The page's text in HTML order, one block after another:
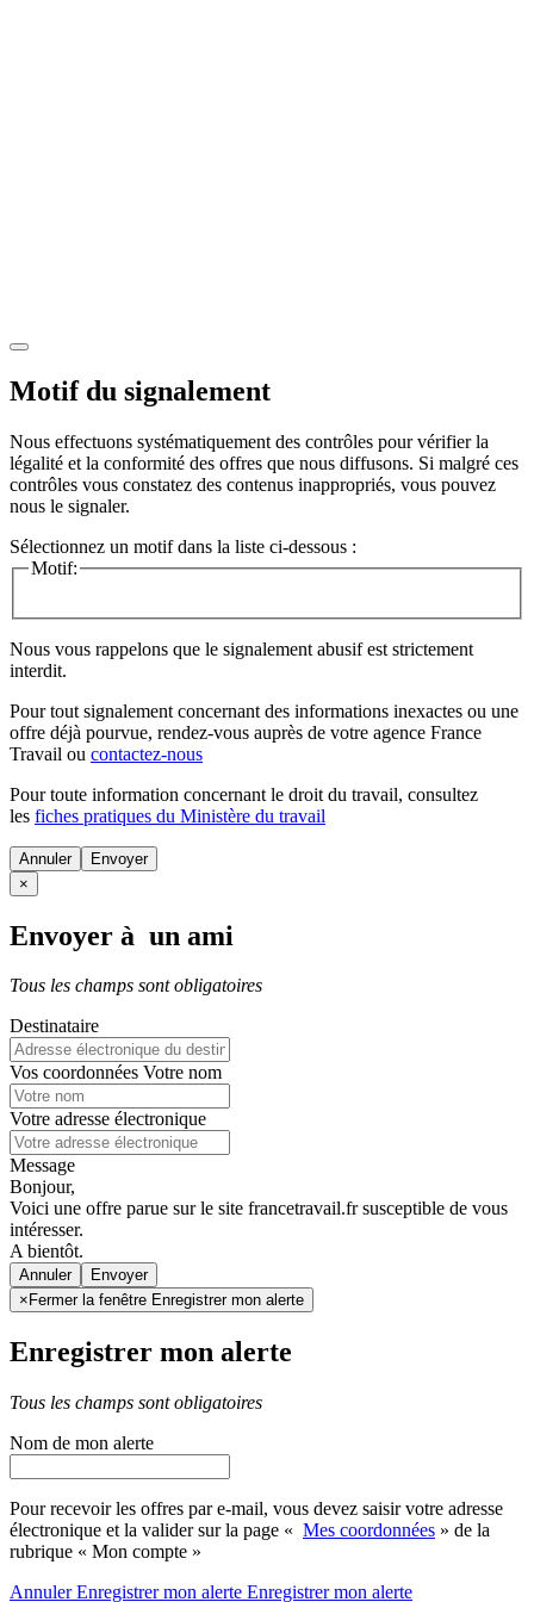
Motif du signalement
Nous effectuons systématiquement des contrôles pour vérifier la
légalité et la conformité des offres que nous diffusons. Si malgré ces
contrôles vous constatez des contenus inappropriés, vous pouvez
nous le signaler.
Sélectionnez un motif dans la liste ci-dessous :
Motif:
Nous vous rappelons que le signalement abusif est strictement
interdit.
Pour tout signalement concernant des informations inexactes ou une
offre déjà pourvue, rendez-vous auprès de votre agence France
Travail ou contactez-nous
Pour toute information concernant le droit du travail, consultez
les fiches pratiques du Ministère du travail
Annuler
×
Envoyer à un ami
Tous les champs sont obligatoires
Destinataire
Vos coordonnées Votre nom
Votre adresse électronique
Message
Bonjour,
Voici une offre parue sur le site francetravail.fr susceptible de vous
intéresser.
A bientôt.
Annuler
× Fermer la fenêtre Enregistrer mon alerte
Enregistrer mon alerte
Tous les champs sont obligatoires
Nom de mon alerte
Pour recevoir les offres par e-mail, vous devez saisir votre adresse
électronique et la valider sur la page « Mes coordonnées » de la
rubrique « Mon compte »
AnnulerEnregistrer mon alerte Enregistrermon alerte